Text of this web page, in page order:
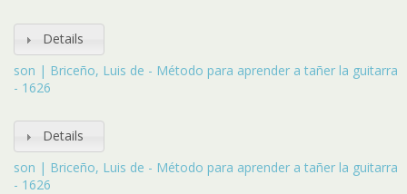
Details
son | Briceño, Luis de - Método para aprender a tañer la guitarra
- 1626
Details
son | Briceño, Luis de - Método para aprender a tañer la guitarra
- 1626